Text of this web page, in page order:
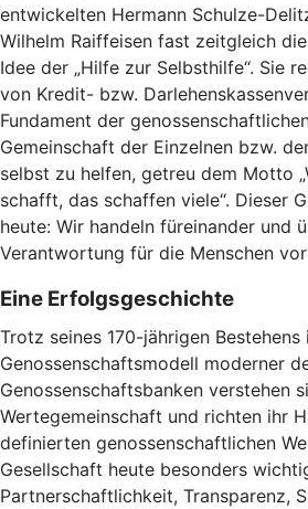
entwickelten Hermann Schulze-
Wilhelm Raiffeisen fast zeitgleich
Idee der „Hilfe zur Selbsthilfe“. Sie
von Kredit- bzw.
Fundament der
Gemeinschaft der Einzelnen bzw.
selbst zu helfen, getreu dem Motto
schafft, das schaffen viele“. Dieser
heute: Wir handeln füreinander und
Verantwortung für die Menschen
Eine Erfolgsgeschichte
Trotz seines 170-jährigen Bestehens
Genossenschaftsmodell moderner
Genossenschaftsbanken verstehen
Wertegemeinschaft und richten ihr
definierten genossenschaftlichen
Gesellschaft heute besonders
Partnerschaftlichkeit, Transparenz,